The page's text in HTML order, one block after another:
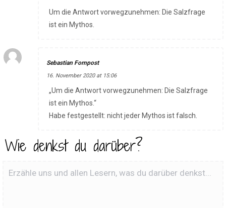
Um die Antwort vorwegzunehmen: Die Salzfrage
ist ein Mythos.
Sebastian Fornpost
16. November 2020 at 15:06
„Um die Antwort vorwegzunehmen: Die Salzfrage
ist ein Mythos.“
Habe festgestellt: nicht jeder Mythos ist falsch.
Wie denkst du darüber?